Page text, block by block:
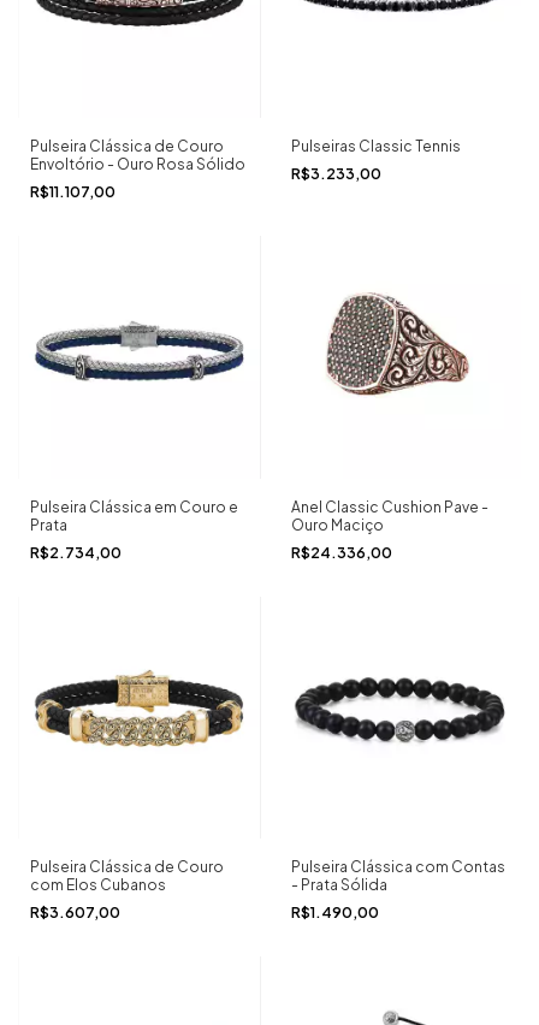
Pulseira Clássica de Couro
Envoltório - Ouro Rosa Sólido
R$11.107,00
Pulseiras Classic Tennis
R$3.233,00
Pulseira Clássica em Couro e
Prata
R$2.734,00
Anel Classic Cushion Pave -
Ouro Maciço
R$24.336,00
Pulseira Clássica de Couro
com Elos Cubanos
R$3.607,00
Pulseira Clássica com Contas
- Prata Sólida
R$1.490,00